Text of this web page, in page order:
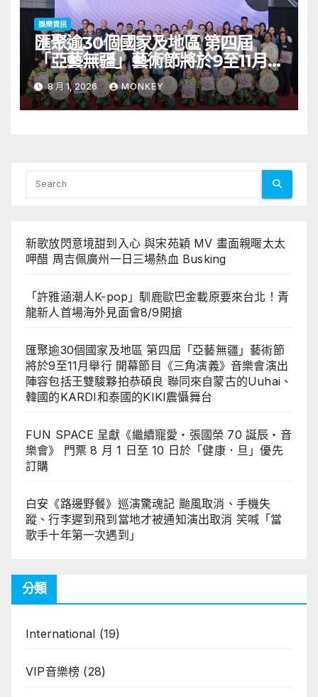
娛樂資訊
匯聚逾30個國家及地區 第四屆
「亞藝無疆」藝術節將於9至11月舉
行 開幕節目《三角演義》音樂會演
出陣容包括王雙駿夥拍恭碩良 聯同
來自蒙古的Uuhai、韓國的KARDI
8 月 1, 2026 MONKEY
新歌放閃意境甜到入心 與宋苑穎 MV 畫面親暱太太
呷醋 周吉佩廣州一日三場熱血 Busking
「許雅涵潮人K-pop」馴鹿歐巴金載原要來台北！青
龍新人首場海外見面會8/9開搶
匯聚逾30個國家及地區 第四屆「亞藝無疆」藝術節
將於9至11月舉行 開幕節目《三角演義》音樂會演出
陣容包括王雙駿夥拍恭碩良 聯同來自蒙古的Uuhai、
韓國的KARDI和泰國的KIKI震懾舞台
FUN SPACE 呈獻《繼續寵愛・張國榮 70 誕辰・音
樂會》 門票 8 月 1 日至 10 日於「健康．旦」優先
訂購
白安《路邊野餐》巡演驚魂記 颱風取消、手機失
蹤、行李遲到飛到當地才被通知演出取消 笑喊「當
歌手十年第一次遇到」
分類
International (19)
VIP音樂榜 (28)